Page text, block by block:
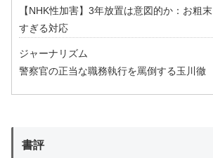
【NHK性加害】3年放置は意図的か：お粗末
すぎる対応
ジャーナリズム
警察官の正当な職務執行を罵倒する玉川徹
書評